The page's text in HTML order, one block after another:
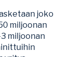
joko
miljoonan
miljoonan